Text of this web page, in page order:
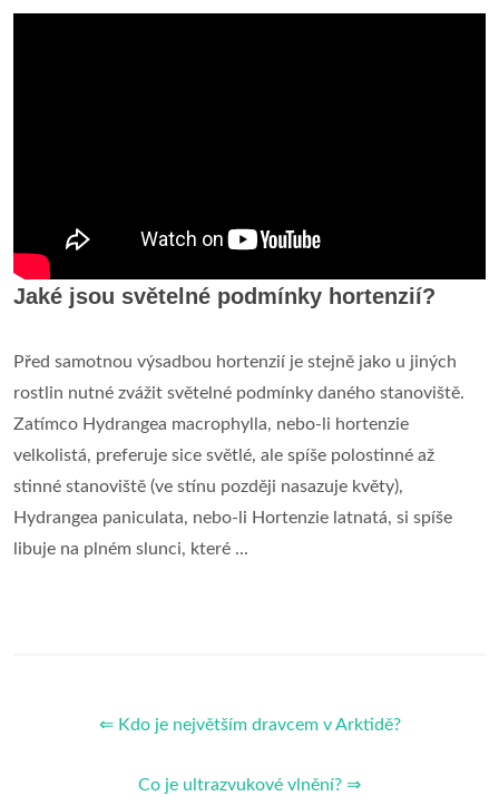
Jaké jsou světelné podmínky hortenzií?
Před samotnou výsadbou hortenzií je stejně jako u jiných
rostlin nutné zvážit světelné podmínky daného stanoviště.
Zatímco Hydrangea macrophylla, nebo-li hortenzie
velkolistá, preferuje sice světlé, ale spíše polostinné až
stinné stanoviště (ve stínu později nasazuje květy),
Hydrangea paniculata, nebo-li Hortenzie latnatá, si spíše
libuje na plném slunci, které ...
⇐ Kdo je největším dravcem v Arktidě?
Co je ultrazvukové vlnění? ⇒